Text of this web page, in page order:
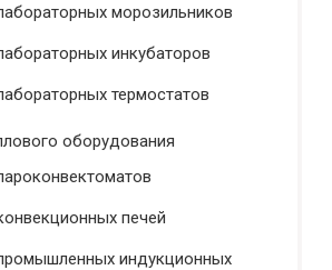
морозильников
инкубаторов
термостатов
оборудования
печей
индукционных